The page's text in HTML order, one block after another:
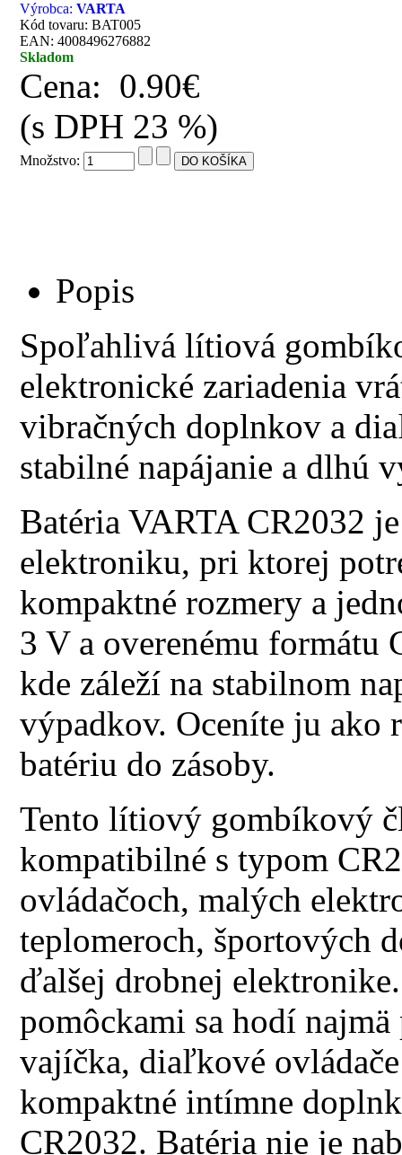
Výrobca:VARTA
Kód tovaru: BAT005
EAN: 4008496276882
Skladom
Cena: 0.90€
(s DPH 23 %)
Množstvo:
Popis
Spoľahlivá lítiová
elektronické zariadenia
vibračných doplnkov a
stabilné napájanie a dlhú
Batéria VARTA CR2032
elektroniku, pri ktorej
kompaktné rozmery a
3 V a overenému formátu
kde záleží na stabilnom
výpadkov. Oceníte ju ako
batériu do zásoby.
Tento lítiový gombíkový
kompatibilné s typom
ovládačoch, malých
teplomeroch, športových
ďalšej drobnej
pomôckami sa hodí
vajíčka, diaľkové
kompaktné intímne
CR2032. Batéria nie je